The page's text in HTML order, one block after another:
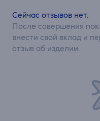
Сейчас отзывов нет.
После совершения
внести свой вклад и
отзыв об изделии.